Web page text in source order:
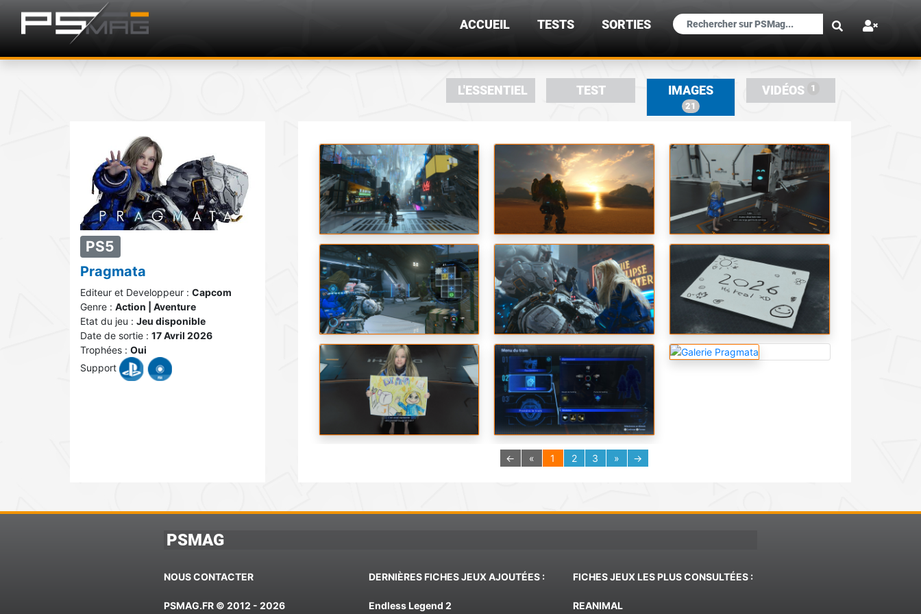
×
ACCUEIL TESTS SORTIES
L'ESSENTIEL TEST IMAGES
21
VIDÉOS 1
PS5
Pragmata
Editeur et Developpeur : Capcom
Genre : Action | Aventure
Etat du jeu : Jeu disponible
Date de sortie : 17 Avril 2026
Trophées : Oui
Support
← « 1 2 3 » →
PSMAG
NOUS CONTACTER
PSMAG.FR © 2012 - 2026
DERNIÈRES FICHES JEUX AJOUTÉES :
Endless Legend 2
FICHES JEUX LES PLUS CONSULTÉES :
REANIMAL